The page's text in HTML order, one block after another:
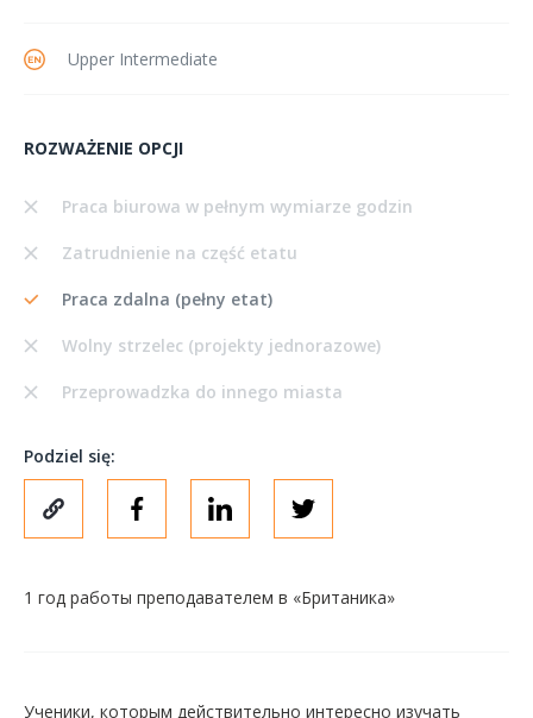
Upper Intermediate
ROZWAŻENIE OPCJI
Praca biurowa w pełnym wymiarze godzin
Zatrudnienie na część etatu
Praca zdalna (pełny etat)
Wolny strzelec (projekty jednorazowe)
Przeprowadzka do innego miasta
Podziel się:
1 год работы преподавателем в «Британика»
Ученики, которым действительно интересно изучать